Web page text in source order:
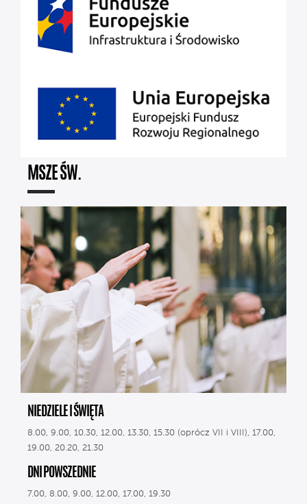
MSZE ŚW.
NIEDZIELE I ŚWIĘTA
8.00, 9.00, 10.30, 12.00, 13.30, 15.30 (oprócz VII i VIII), 17.00,
19.00, 20.20, 21.30
DNI POWSZEDNIE
7.00, 8.00, 9.00, 12.00, 17.00, 19.30